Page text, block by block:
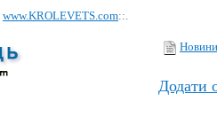
www.KROLEVETS.com::.
Додати